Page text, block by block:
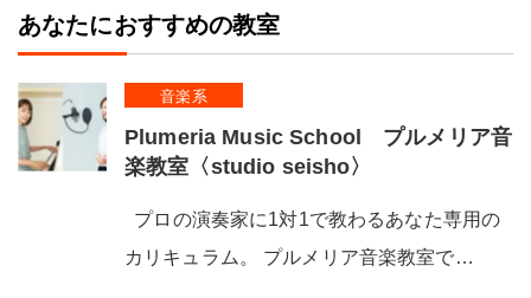
あなたにおすすめの教室
音楽系
Plumeria Music School プルメリア音
楽教室〈studio seisho〉
プロの演奏家に1対1で教わるあなた専用の
カリキュラム。 プルメリア音楽教室で…